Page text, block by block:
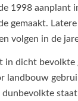
1998 aanplant
gemaakt.
volgen in de
in dicht bevolkte
landbouw
dunbevolkte